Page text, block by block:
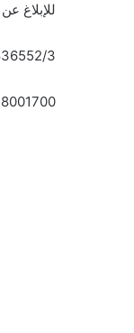
للإبلاغ
01836552/3 شركة
8001700 رقم الشكاوي المجاني للشركة